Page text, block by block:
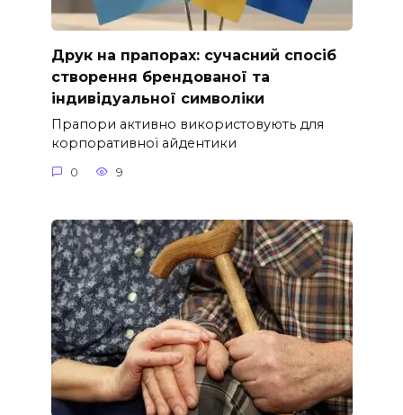
Друк на прапорах: сучасний спосіб
створення брендованої та
індивідуальної символіки
Прапори активно використовують для
корпоративної айдентики
0 9